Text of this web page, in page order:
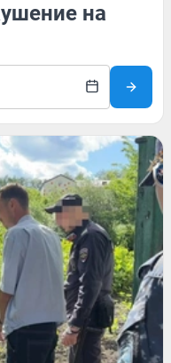
на